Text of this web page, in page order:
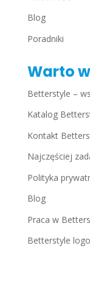
Blog
Poradniki
Warto
Betterstyle –
Katalog
Kontakt
Najczęściej
Polityka
Blog
Praca w
Betterstyle